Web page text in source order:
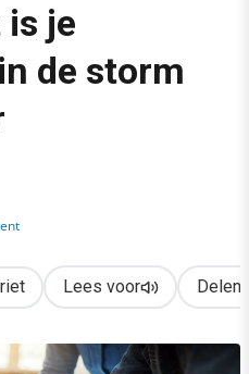
de storm van AI-bagger
je
de storm
Lees voor Delen